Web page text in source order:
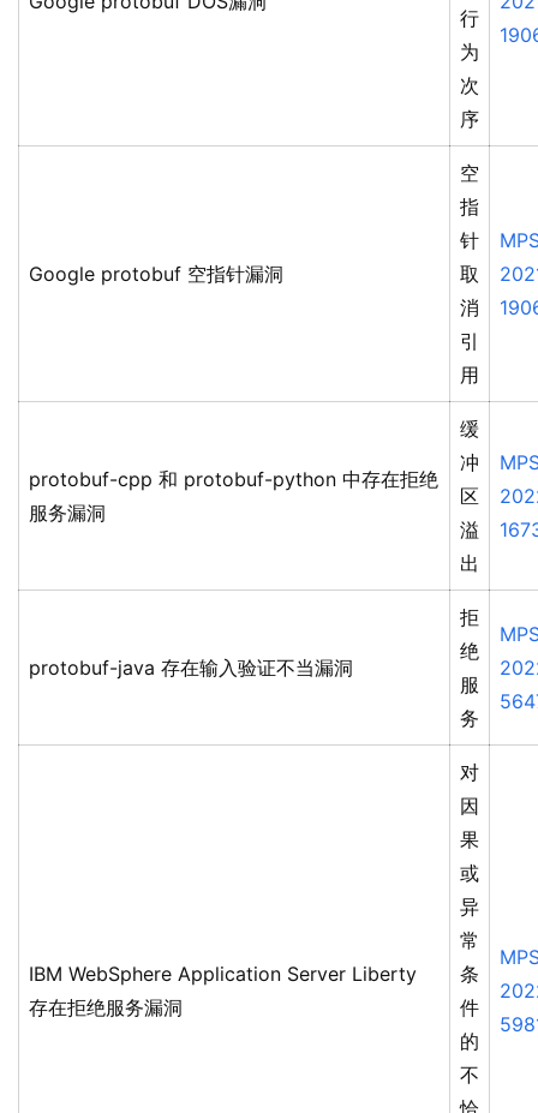
行
为
次
序
Google protobuf 空指针漏洞
空
指
针
取
消
引
用
protobuf-cpp 和 protobuf-python 中存在拒绝
服务漏洞
缓
冲
区
溢
出
protobuf-java 存在输入验证不当漏洞
拒
绝
服
务
IBM WebSphere Application Server Liberty
存在拒绝服务漏洞
对
因
果
或
异
常
条
件
的
不